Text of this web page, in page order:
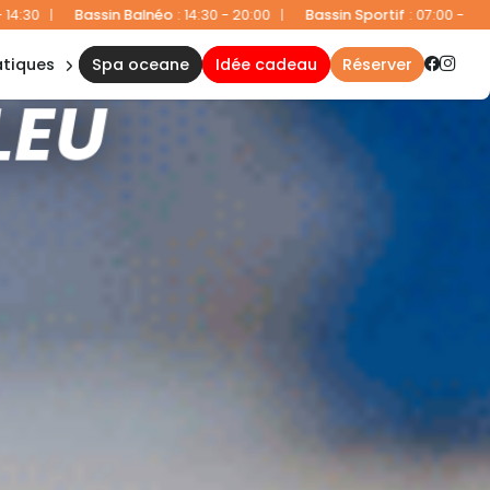
| Bassin Sportif:07:00 - 08:00 et 10:00 - 20:00 | Bassin
spa oceane idée cadeau réserver